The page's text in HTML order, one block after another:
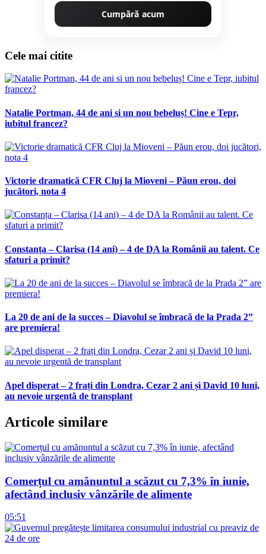
Cumpără acum
Cele mai citite
Natalie Portman, 44 de ani si un nou bebeluș! Cine e Tepr,
iubitul francez?
Victorie dramatică CFR Cluj la Mioveni – Păun erou, doi
jucători, nota 4
Constanța – Clarisa (14 ani) – 4 de DA la Românii au talent. Ce
sfaturi a primit?
La 20 de ani de la succes – Diavolul se îmbracă de la Prada 2”
are premiera!
Apel disperat – 2 frați din Londra, Cezar 2 ani și David 10 luni,
au nevoie urgentă de transplant
Articole similare
Comerțul cu amănuntul a scăzut cu 7,3% în iunie,
afectând inclusiv vânzările de alimente
05:51